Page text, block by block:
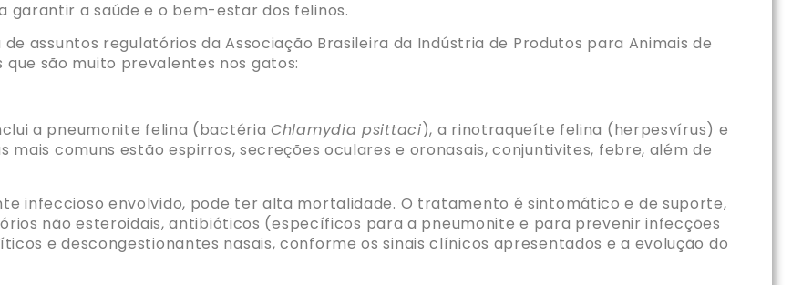
garantir a saúde e o bem-estar dos felinos.
assuntos regulatórios da Associação Brasileira da Indústria de Produtos para Animais de
são muito prevalentes nos gatos:
a pneumonite felina (bactériaChlamydia psittaci), a rinotraqueíte felina (herpesvírus) e
comuns estão espirros, secreções oculares e oronasais, conjuntivites, febre, além de
infeccioso envolvido, pode ter alta mortalidade. O tratamento é sintomático e de suporte,
não esteroidais, antibióticos (específicos para a pneumonite e para prevenir infecções
e descongestionantes nasais, conforme os sinais clínicos apresentados e a evolução do